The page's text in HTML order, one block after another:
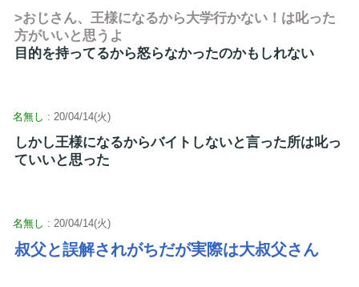
>おじさん、王様になるから大学行かない！は叱った
方がいいと思うよ
目的を持ってるから怒らなかったのかもしれない
名無し : 20/04/14(火)
しかし王様になるからバイトしないと言った所は叱っ
ていいと思った
名無し : 20/04/14(火)
叔父と誤解されがちだが実際は大叔父さん